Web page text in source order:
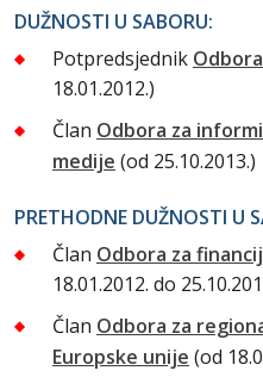
DUŽNOSTI U SABORU:
Potpredsjednik
18.01.2012.)
Član Odbora za
medije (od 25.10.2013.)
PRETHODNE DUŽNOSTI U
Član Odbora za
18.01.2012. do
Član Odbora za
Europske unije (od